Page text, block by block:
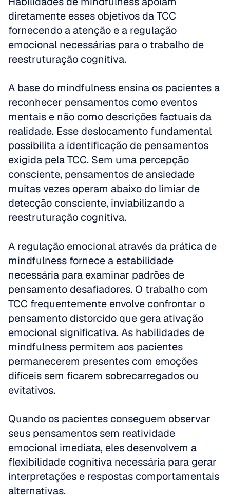
diretamente esses objetivos da TCC
fornecendo a atenção e a regulação
emocional necessárias para o trabalho de
reestruturação cognitiva.
A base do mindfulness ensina os pacientes a
reconhecer pensamentos como eventos
mentais e não como descrições factuais da
realidade. Esse deslocamento fundamental
possibilita a identificação de pensamentos
exigida pela TCC. Sem uma percepção
consciente, pensamentos de ansiedade
muitas vezes operam abaixo do limiar de
detecção consciente, inviabilizando a
reestruturação cognitiva.
A regulação emocional através da prática de
mindfulness fornece a estabilidade
necessária para examinar padrões de
pensamento desafiadores. O trabalho com
TCC frequentemente envolve confrontar o
pensamento distorcido que gera ativação
emocional significativa. As habilidades de
mindfulness permitem aos pacientes
permanecerem presentes com emoções
difíceis sem ficarem sobrecarregados ou
evitativos.
Quando os pacientes conseguem observar
seus pensamentos sem reatividade
emocional imediata, eles desenvolvem a
flexibilidade cognitiva necessária para gerar
interpretações e respostas comportamentais
alternativas.